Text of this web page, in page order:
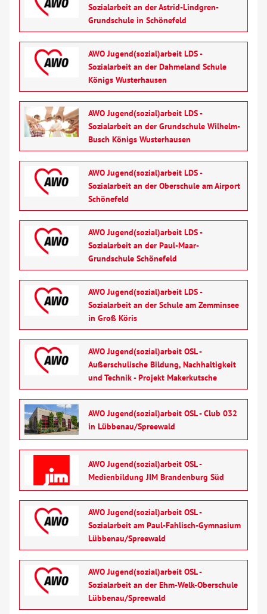
Sozialarbeit an der Astrid-Lindgren-
Grundschule in Schönefeld
AWO Jugend(sozial)arbeit LDS -
Sozialarbeit an der Dahmeland Schule
Königs Wusterhausen
AWO Jugend(sozial)arbeit LDS -
Sozialarbeit an der Grundschule Wilhelm-
Busch Königs Wusterhausen
AWO Jugend(sozial)arbeit LDS -
Sozialarbeit an der Oberschule am Airport
Schönefeld
AWO Jugend(sozial)arbeit LDS -
Sozialarbeit an der Paul-Maar-
Grundschule Schönefeld
AWO Jugend(sozial)arbeit LDS -
Sozialarbeit an der Schule am Zemminsee
in Groß Köris
AWO Jugend(sozial)arbeit OSL -
Außerschulische Bildung, Nachhaltigkeit
und Technik - Projekt Makerkutsche
AWO Jugend(sozial)arbeit OSL - Club 032
in Lübbenau/Spreewald
AWO Jugend(sozial)arbeit OSL -
Medienbildung JIM Brandenburg Süd
AWO Jugend(sozial)arbeit OSL -
Sozialarbeit am Paul-Fahlisch-Gymnasium
Lübbenau/Spreewald
AWO Jugend(sozial)arbeit OSL -
Sozialarbeit an der Ehm-Welk-Oberschule
Lübbenau/Spreewald